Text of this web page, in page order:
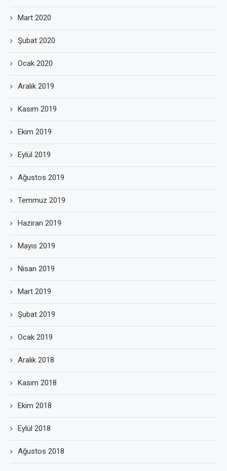
Mart 2020
Şubat 2020
Ocak 2020
Aralık 2019
Kasım 2019
Ekim 2019
Eylül 2019
Ağustos 2019
Temmuz 2019
Haziran 2019
Mayıs 2019
Nisan 2019
Mart 2019
Şubat 2019
Ocak 2019
Aralık 2018
Kasım 2018
Ekim 2018
Eylül 2018
Ağustos 2018